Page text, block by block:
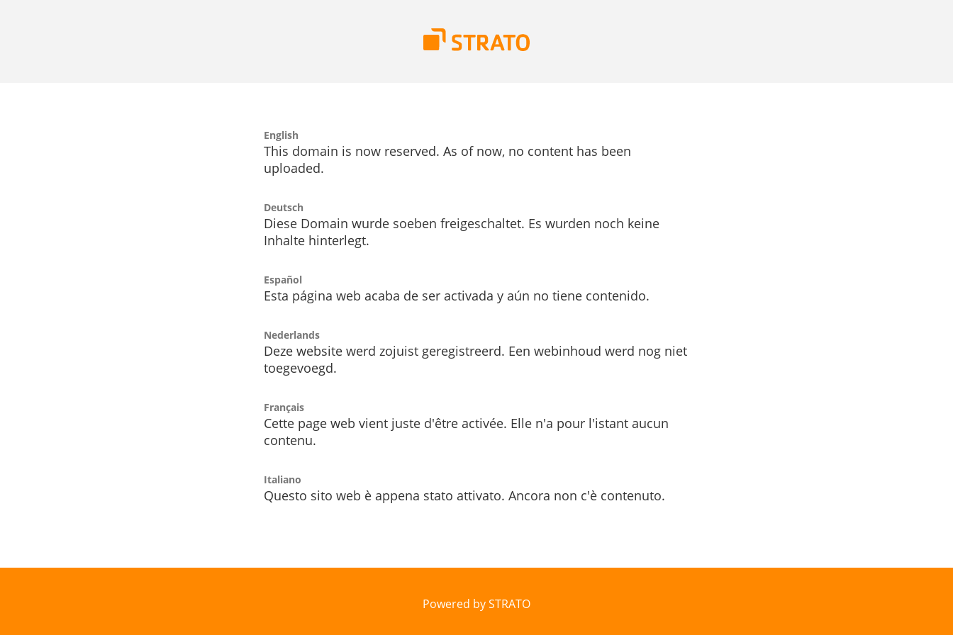
English
This domain is now reserved. As of now, no content has been
uploaded.
Deutsch
Diese Domain wurde soeben freigeschaltet. Es wurden noch keine
Inhalte hinterlegt.
Español
Esta página web acaba de ser activada y aún no tiene contenido.
Nederlands
Deze website werd zojuist geregistreerd. Een webinhoud werd nog niet
toegevoegd.
Français
Cette page web vient juste d'être activée. Elle n'a pour l'istant aucun
contenu.
Italiano
Questo sito web è appena stato attivato. Ancora non c'è contenuto.
Powered by STRATO